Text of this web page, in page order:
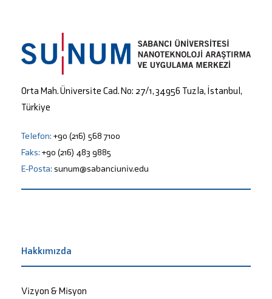
Orta Mah. Üniversite Cad. No: 27/1, 34956 Tuzla, İstanbul,
Türkiye
Telefon: +90 (216) 568 7100
Faks: +90 (216) 483 9885
E-Posta: sunum@sabanciuniv.edu
Hakkımızda
Vizyon & Misyon